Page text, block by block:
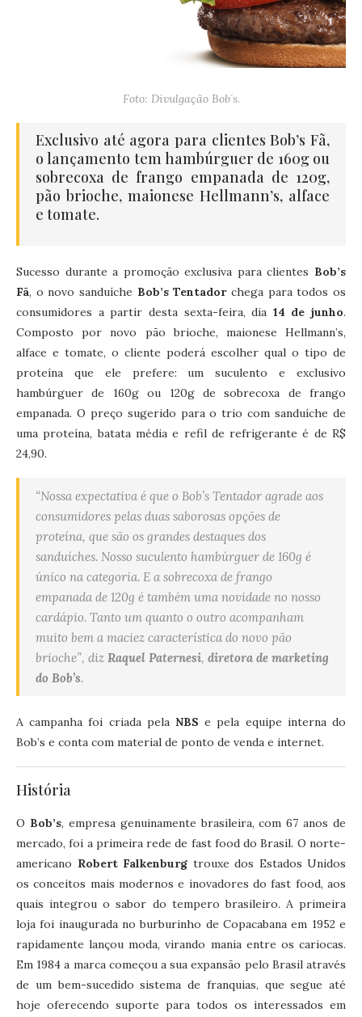
Foto: Divulgação Bob´s.
Exclusivo até agora para clientes Bob’s Fã,
o lançamento tem hambúrguer de 160g ou
sobrecoxa de frango empanada de 120g,
pão brioche, maionese Hellmann’s, alface
e tomate.
Sucesso durante a promoção exclusiva para clientes Bob’s
Fã, o novo sanduíche Bob’s Tentadorchega para todos os
consumidores a partir desta sexta-feira, dia 14 de junho.
Composto por novo pão brioche, maionese Hellmann’s,
alface e tomate, o cliente poderá escolher qual o tipo de
proteína que ele prefere: um suculento e exclusivo
hambúrguer de 160g ou 120g de sobrecoxa de frango
empanada. O preço sugerido para o trio com sanduíche de
uma proteína, batata média e refil de refrigerante é de R$
24,90.
“Nossa expectativa é que o Bob’s Tentador agrade aos
consumidores pelas duas saborosas opções de
proteína, que são os grandes destaques dos
sanduíches. Nosso suculento hambúrguer de 160g é
único na categoria. E a sobrecoxa de frango
empanada de 120g é também uma novidade no nosso
cardápio. Tanto um quanto o outro acompanham
muito bem a maciez característica do novo pão
brioche”, diz Raquel Paternesi, diretora de marketing
do Bob’s.
A campanha foi criada pela NBS e pela equipe interna do
Bob’s e conta com material de ponto de venda e internet.
História
O Bob’s, empresa genuinamente brasileira, com 67 anos de
mercado, foi a primeira rede de fast food do Brasil. O norte-
americano Robert Falkenburg trouxe dos Estados Unidos
os conceitos mais modernos e inovadores do fast food, aos
quais integrou o sabor do tempero brasileiro. A primeira
loja foi inaugurada no burburinho de Copacabana em 1952 e
rapidamente lançou moda, virando mania entre os cariocas.
Em 1984 a marca começou a sua expansão pelo Brasil através
de um bem-sucedido sistema de franquias, que segue até
hoje oferecendo suporte para todos os interessados em